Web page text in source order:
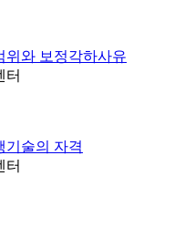
위와 보정각하사유
터
기술의 자격
터